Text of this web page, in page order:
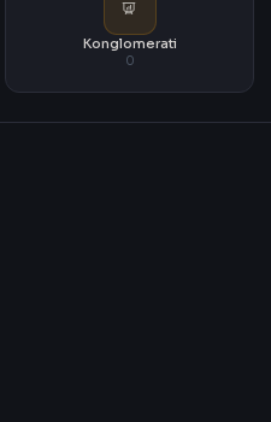
Konglomerati
0